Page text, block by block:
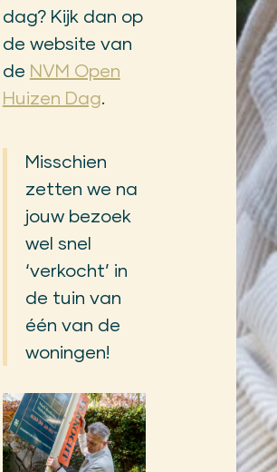
dag? Kijk dan op
de website van
de NVM Open
Huizen Dag.
Misschien
zetten we na
jouw bezoek
wel snel
‘verkocht’ in
de tuin van
één van de
woningen!